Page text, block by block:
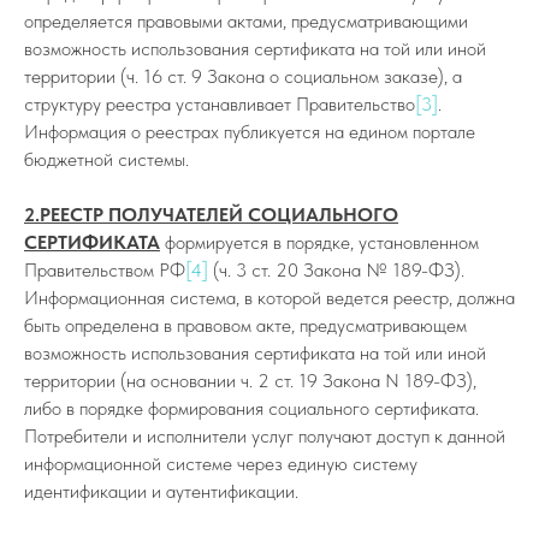
определяется правовыми актами, предусматривающими
возможность использования сертификата на той или иной
территории (ч. 16 ст. 9 Закона о социальном заказе), а
структуру реестра устанавливает Правительство[3].
Информация о реестрах публикуется на едином портале
бюджетной системы.
2.РЕЕСТР ПОЛУЧАТЕЛЕЙ СОЦИАЛЬНОГО
СЕРТИФИКАТА формируется в порядке, установленном
Правительством РФ[4] (ч. 3 ст. 20 Закона № 189-ФЗ).
Информационная система, в которой ведется реестр, должна
быть определена в правовом акте, предусматривающем
возможность использования сертификата на той или иной
территории (на основании ч. 2 ст. 19 Закона N 189-ФЗ),
либо в порядке формирования социального сертификата.
Потребители и исполнители услуг получают доступ к данной
информационной системе через единую систему
идентификации и аутентификации.